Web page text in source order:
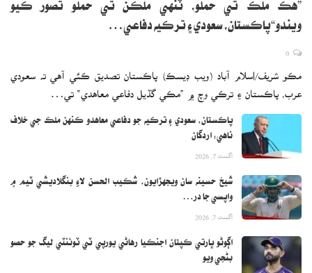
”هڪ ملڪ تي حملو، ٽنهي ملڪن تي حملو تصور ڪيو
ويندو“پاڪستان، سعودي ۽ ترڪيه دفاعي…
مڪو شريف/اسلام آباد (ويب ڊيسڪ) پاڪستان تصديق ڪئي آهي ته سعودي
عرب، پاڪستان ۽ ترڪي وچ ۾ ”مڪي گڏيل دفاعي معاهدي“ تي…
پاڪستان، سعودي ۽ ترڪيه جو دفاعي معاهدو ڪنهن ملڪ جي خلاف
ناهي: اردگان
اگست 7, 2026
شيخ حسينه سان ويجهڙايون، شڪيب الحسن لاءِ بنگلاديشي ٽيم ۾
واپسي جا در…
اگست 7, 2026
اڳوڻو ڀارتي ڪپتان اجنڪيا رهاڻي يورپي ٽي ٽوئنٽي ليگ جو حصو
بڻجي ويو